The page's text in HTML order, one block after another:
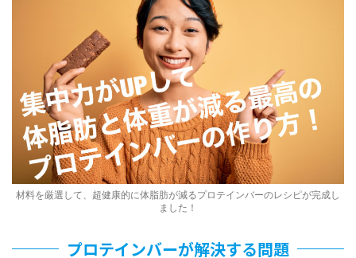
材料を厳選して、超健康的に体脂肪が減るプロテインバーのレシピが完成し
ました！
プロテインバーが解決する問題